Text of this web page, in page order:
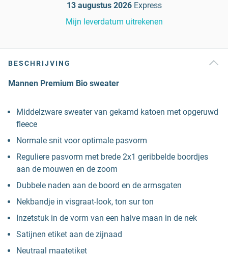
13 augustus 2026 Express
Mijn leverdatum uitrekenen
BESCHRIJVING
Mannen Premium Bio sweater
Middelzware sweater van gekamd katoen met opgeruwd
fleece
Normale snit voor optimale pasvorm
Reguliere pasvorm met brede 2x1 geribbelde boordjes
aan de mouwen en de zoom
Dubbele naden aan de boord en de armsgaten
Nekbandje in visgraat-look, ton sur ton
Inzetstuk in de vorm van een halve maan in de nek
Satijnen etiket aan de zijnaad
Neutraal maatetiket